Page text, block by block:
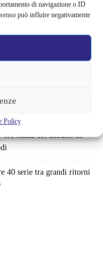
di navigazione o ID
può influire negativamente
Policy
nessun nuovo
e 13 film lasciano il
| Mo Gilligan affronta
esatta del debutto in
40 serie tra grandi ritorni